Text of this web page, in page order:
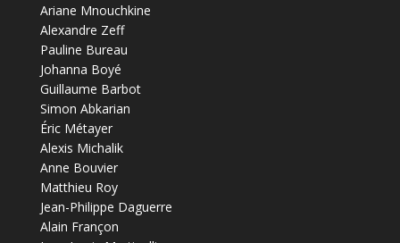
Ariane Mnouchkine
Alexandre Zeff
Pauline Bureau
Johanna Boyé
Guillaume Barbot
Simon Abkarian
Éric Métayer
Alexis Michalik
Anne Bouvier
Matthieu Roy
Jean-Philippe Daguerre
Alain Françon